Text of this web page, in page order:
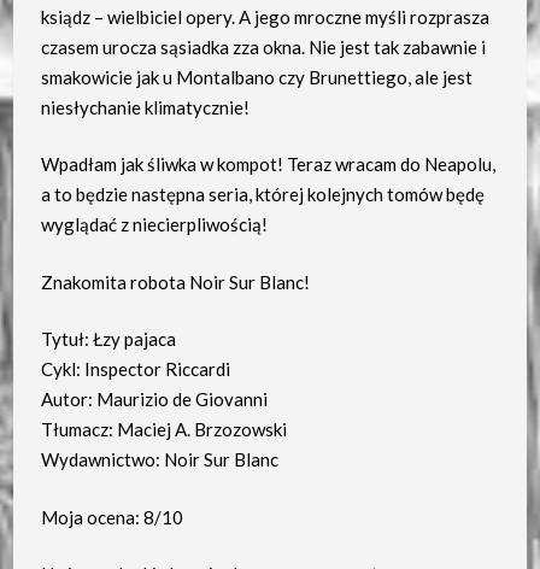
ksiądz – wielbiciel opery. A jego mroczne myśli rozprasza
czasem urocza sąsiadka zza okna. Nie jest tak zabawnie i
smakowicie jak u Montalbano czy Brunettiego, ale jest
niesłychanie klimatycznie!
Wpadłam jak śliwka w kompot! Teraz wracam do Neapolu,
a to będzie następna seria, której kolejnych tomów będę
wyglądać z niecierpliwością!
Znakomita robota Noir Sur Blanc!
Tytuł: Łzy pajaca
Cykl: Inspector Riccardi
Autor: Maurizio de Giovanni
Tłumacz: Maciej A. Brzozowski
Wydawnictwo: Noir Sur Blanc
Moja ocena: 8/10